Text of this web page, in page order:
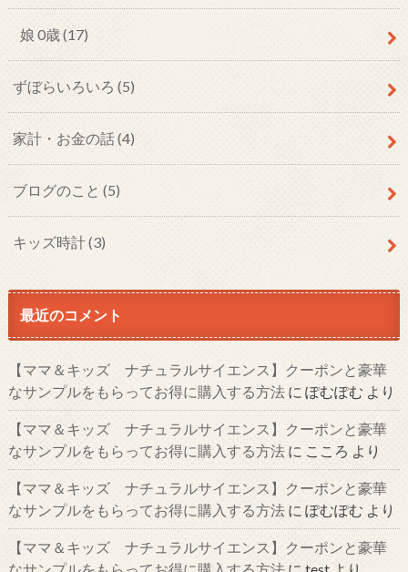
娘 0歳(17)
ずぼらいろいろ (5)
家計・お金の話(4)
ブログのこと (5)
キッズ時計(3)
最近のコメント
【ママ＆キッズ ナチュラルサイエンス】クーポンと豪華
なサンプルをもらってお得に購入する方法に ぽむぽむ より
【ママ＆キッズ ナチュラルサイエンス】クーポンと豪華
なサンプルをもらってお得に購入する方法に こころ より
【ママ＆キッズ ナチュラルサイエンス】クーポンと豪華
なサンプルをもらってお得に購入する方法に ぽむぽむ より
【ママ＆キッズ ナチュラルサイエンス】クーポンと豪華